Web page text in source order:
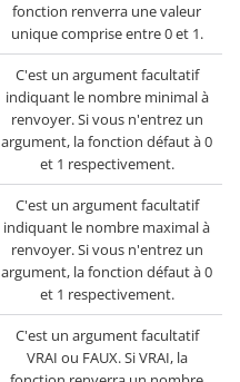
fonction renverra une valeur
unique comprise entre 0 et 1.
C'est un argument facultatif
indiquant le nombre minimal à
renvoyer. Si vous n'entrez un
argument, la fonction défaut à 0
et 1 respectivement.
C'est un argument facultatif
indiquant le nombre maximal à
renvoyer. Si vous n'entrez un
argument, la fonction défaut à 0
et 1 respectivement.
C'est un argument facultatif
VRAI ou FAUX. Si VRAI, la